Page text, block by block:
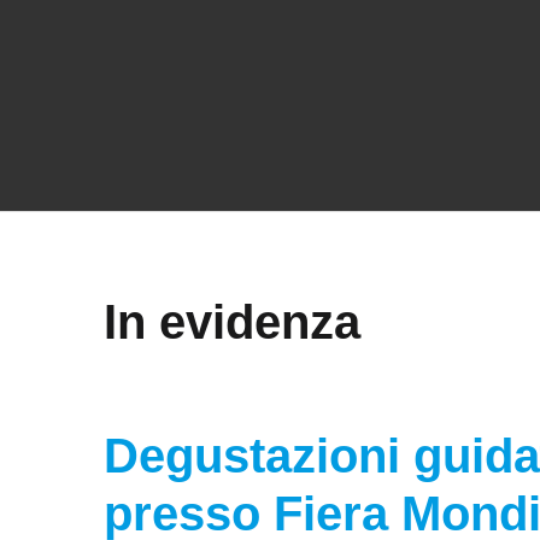
In evidenza
Degustazioni
presso Fiera